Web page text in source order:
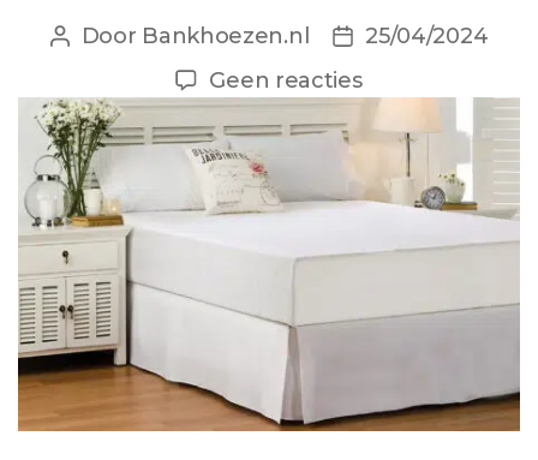
Berichtauteur
Door Bankhoezen.nl Berichtdatum
25/04/2024
Geen reactiesop
rol
van
bedrokken
minimaliseren